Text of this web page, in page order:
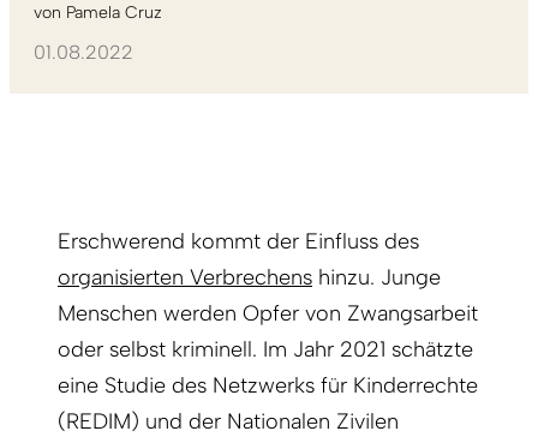
von Pamela Cruz
01.08.2022
Erschwerend kommt der Einfluss des
organisierten Verbrechens hinzu. Junge
Menschen werden Opfer von Zwangsarbeit
oder selbst kriminell. Im Jahr 2021 schätzte
eine Studie des Netzwerks für Kinderrechte
(REDIM) und der Nationalen Zivilen